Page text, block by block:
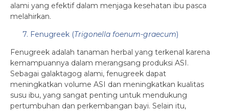
alami yang efektif dalam menjaga kesehatan ibu pasca
melahirkan.
7. Fenugreek (Trigonella foenum-graecum)
Fenugreek adalah tanaman herbal yang terkenal karena
kemampuannya dalam merangsang produksi ASI.
Sebagai galaktagog alami, fenugreek dapat
meningkatkan volume ASI dan meningkatkan kualitas
susu ibu, yang sangat penting untuk mendukung
pertumbuhan dan perkembangan bayi. Selain itu,